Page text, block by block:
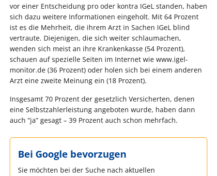
vor einer Entscheidung pro oder kontra IGeL standen, haben
sich dazu weitere Informationen eingeholt. Mit 64 Prozent
ist es die Mehrheit, die ihrem Arzt in Sachen IGeL blind
vertraute. Diejenigen, die sich weiter schlaumachen,
wenden sich meist an ihre Krankenkasse (54 Prozent),
schauen auf spezielle Seiten im Internet wie www.igel-
monitor.de (36 Prozent) oder holen sich bei einem anderen
Arzt eine zweite Meinung ein (18 Prozent).
Insgesamt 70 Prozent der gesetzlich Versicherten, denen
eine Selbstzahlerleistung angeboten wurde, haben dann
auch “ja” gesagt – 39 Prozent auch schon mehrfach.
Bei Google bevorzugen
Sie möchten bei der Suche nach aktuellen